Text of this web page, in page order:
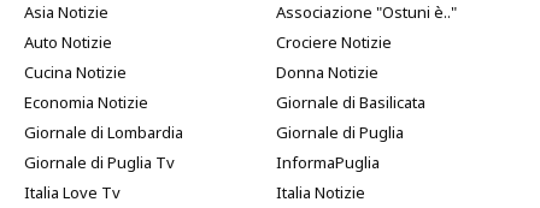
Asia Notizie
Associazione "Ostuni è.."
Auto Notizie
Crociere Notizie
Cucina Notizie
Donna Notizie
Economia Notizie
Giornale di Basilicata
Giornale di Lombardia
Giornale di Puglia
Giornale di Puglia Tv
InformaPuglia
Italia Love Tv
Italia Notizie